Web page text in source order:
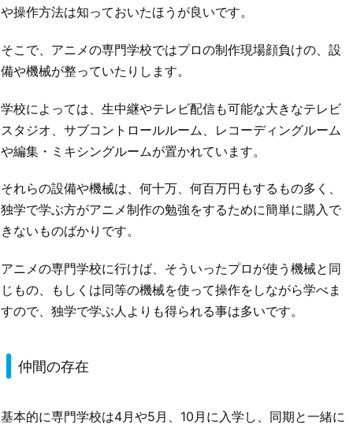
や操作方法は知っておいたほうが良いです。
そこで、アニメの専門学校ではプロの制作現場顔負けの、設
備や機械が整っていたりします。
学校によっては、生中継やテレビ配信も可能な大きなテレビ
スタジオ、サブコントロールルーム、レコーディングルーム
や編集・ミキシングルームが置かれています。
それらの設備や機械は、何十万、何百万円もするもの多く、
独学で学ぶ方がアニメ制作の勉強をするために簡単に購入で
きないものばかりです。
アニメの専門学校に行けば、そういったプロが使う機械と同
じもの、もしくは同等の機械を使って操作をしながら学べま
すので、独学で学ぶ人よりも得られる事は多いです。
仲間の存在
基本的に専門学校は4月や5月、10月に入学し、同期と一緒に